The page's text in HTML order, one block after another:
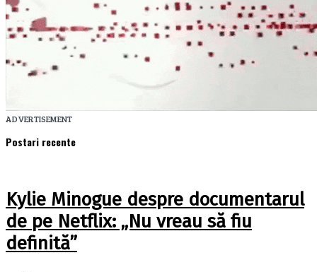
ADVERTISEMENT
Postari recente
Kylie Minogue despre documentarul
de pe Netflix: „Nu vreau să fiu
definită”